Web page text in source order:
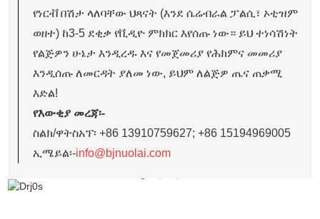
የነርቭ በሽታ ላለባቸው ህጻናት (እንደ ሴሬብራል ፓልሲ፣ ኦቲዝም
ወዘተ) ከ3-5 ደቂቃ የቪዲዮ ምክክር እየሰጡ ነው። ይህ ተነሳሽነት
የልጅዎን ሁኔታ እንዲረዱ እና የመጀመሪያ የሕክምና መመሪያ
እንዲሰጡ ለመርዳት ያለመ ነው, ይህም ለልጅዎ ጤና ጠቃሚ
እድል!
የእውቂያ መረጃ፡-
ስልክ/ዋትስአፕ፡ +86 13910759627; +86 15194969005
ኢሜይል፡-info@bjnuolai.com